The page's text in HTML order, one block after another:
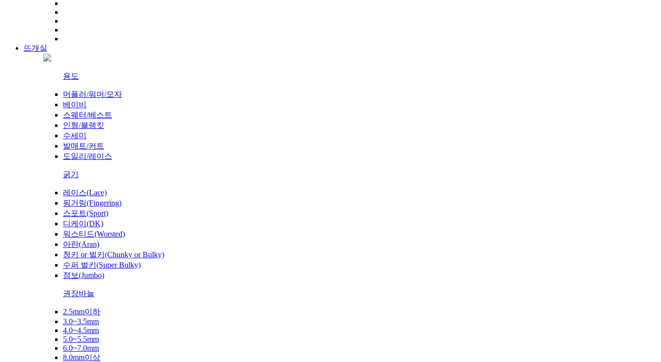
뜨개실
용도
머플러/워머/모자
베이비
스웨터/베스트
인형/블랭킷
수세미
발매트/커트
도일리/레이스
굵기
레이스(Lace)
핑거링(Fingering)
스포트(Sport)
디케이(DK)
워스티드(Worsted)
아란(Aran)
청키 or 벌키(Chunky or Bulky)
수퍼 벌키(Super Bulky)
점보(Jumbo)
권장바늘
2.5mm이하
3.0~3.5mm
4.0~4.5mm
5.0~5.5mm
6.0~7.0mm
8.0mm이상